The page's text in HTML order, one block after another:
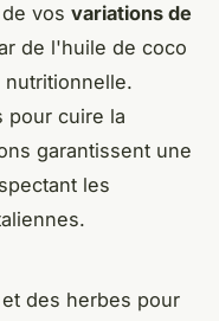
vos variations de
de l'huile de coco
nutritionnelle.
pour cuire la
garantissent une
les
des herbes pour